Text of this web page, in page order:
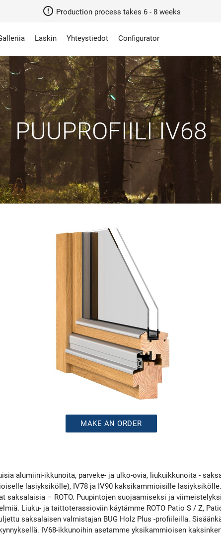
error_outline Production process takes 6 - 8 weeks
Laskin Yhteystiedot Configurator
PUUPROFIILI IV68
MAKE AN ORDER
alumiini-ikkunoita, parveke- ja ulko-ovia, liukuikkunoita -
lasiyksikölle), IV78 ja IV90 kaksikammioisille
saksalaisia ​​– ROTO. Puupintojen suojaamiseksi ja
Liuku- ja taittoterassioviin käytämme ROTO Patio S / Z,
saksalaisen valmistajan BUG Holz Plus -profiileilla.
IV68-ikkunoihin asetamme yksikammioisen